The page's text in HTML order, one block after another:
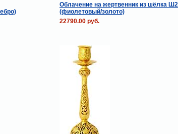
Облачение на жертвенник из шёлка Ш2
(фиолетовый/золото)
22790.00 руб.